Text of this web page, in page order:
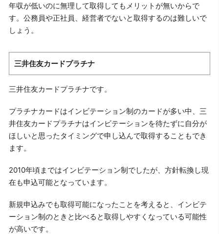
年収が低いのに無理して取得してもメリットが無いからで
す。公務員や正社員、経営者でないと取得するのは難しいで
しょう。
三井住友カードプラチナ
三井住友カードプラチナです。
プラチナカードはインビテーション制のカードが多い中、三
井住友カードプラチナはインビテーションを待たずに自分が
ほしいと思ったタイミングで申し込んで取得することもでき
ます。
2010年頃まではインビテーション制でしたが、方針転換し現
在も申込可能となっています。
新規申込みでも取得可能になったことを考えると、インビテ
ーション制のときと比べると取得しやすくなっている可能性
が高いです。